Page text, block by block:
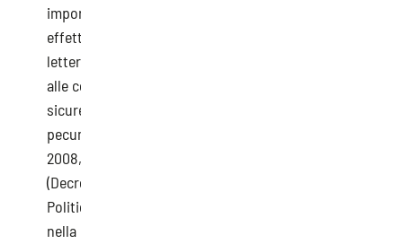
importi delle sanzioni già aumentati del 10% per
effetto della
lettera d), n. 2), le ammende previste con riferimento
alle contravvenzioni in materia di igiene, salute e
sicurezza sul lavoro e le sanzioni amministrative
pecuniarie previste dal decreto legislativo 9 aprile
2008, n. 81 nonché da atti aventi forza di legge
(Decreto direttoriale del Ministero del Lavoro e delle
Politiche Sociali n. 111 del 20 settembre 2023 (avviso
nella G.U. n. 242 del 16/10/2023), attuativo dell’art.